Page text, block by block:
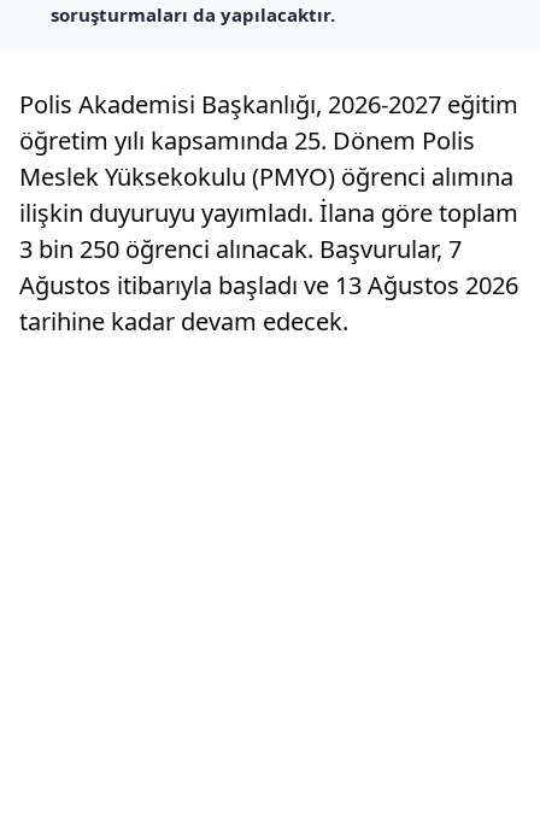
soruşturmaları da yapılacaktır.
Polis Akademisi Başkanlığı, 2026-2027 eğitim
öğretim yılı kapsamında 25. Dönem Polis
Meslek Yüksekokulu (PMYO) öğrenci alımına
ilişkin duyuruyu yayımladı. İlana göre toplam
3 bin 250 öğrenci alınacak. Başvurular, 7
Ağustos itibarıyla başladı ve 13 Ağustos 2026
tarihine kadar devam edecek.